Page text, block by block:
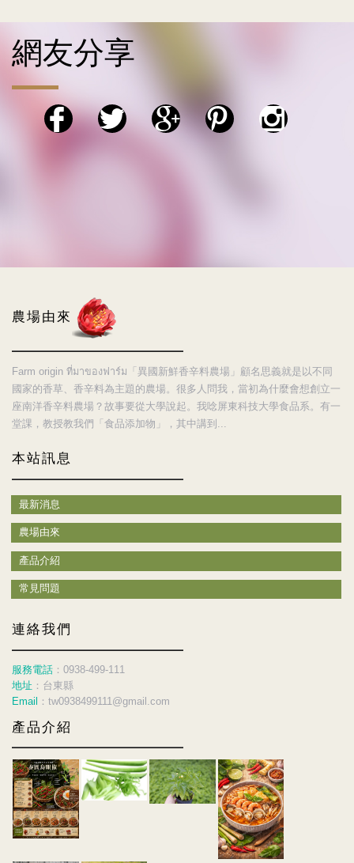
網友分享
農場由來
Farm origin ที่มาของฟาร์ม「異國新鮮香辛料農場」顧名思義就是以不同
國家的香草、香辛料為主題的農場。很多人問我，當初為什麼會想創立一
座南洋香辛料農場？故事要從大學說起。我唸屏東科技大學食品系。有一
堂課，教授教我們「食品添加物」，其中講到...
本站訊息
最新消息
農場由來
產品介紹
常見問題
連絡我們
服務電話 ：0938-499-111
地址 ：台東縣
Email
：tw0938499111@gmail.com
產品介紹